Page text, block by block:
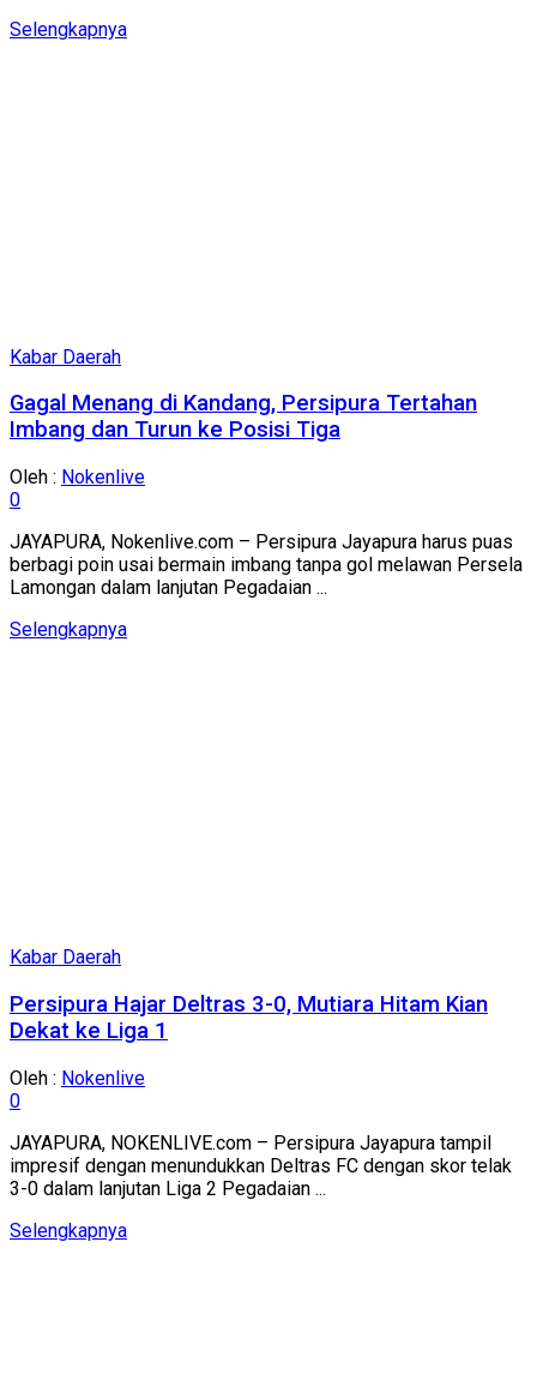
SelengkapnyaDetails
Kabar Daerah
Gagal Menang di Kandang, Persipura Tertahan
Imbang dan Turun ke Posisi Tiga
Oleh : Nokenlive
0
JAYAPURA, Nokenlive.com – Persipura Jayapura harus puas
berbagi poin usai bermain imbang tanpa gol melawan Persela
Lamongan dalam lanjutan Pegadaian ...
SelengkapnyaDetails
Kabar Daerah
Persipura Hajar Deltras 3-0, Mutiara Hitam Kian
Dekat ke Liga 1
Oleh : Nokenlive
0
JAYAPURA, NOKENLIVE.com – Persipura Jayapura tampil
impresif dengan menundukkan Deltras FC dengan skor telak
3-0 dalam lanjutan Liga 2 Pegadaian ...
SelengkapnyaDetails